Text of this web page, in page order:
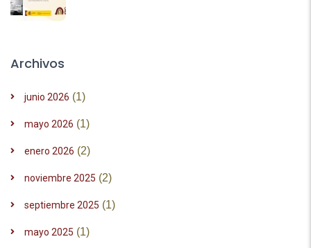
Archivos
junio 2026 (1)
mayo 2026 (1)
enero 2026 (2)
noviembre 2025 (2)
septiembre 2025 (1)
mayo 2025 (1)